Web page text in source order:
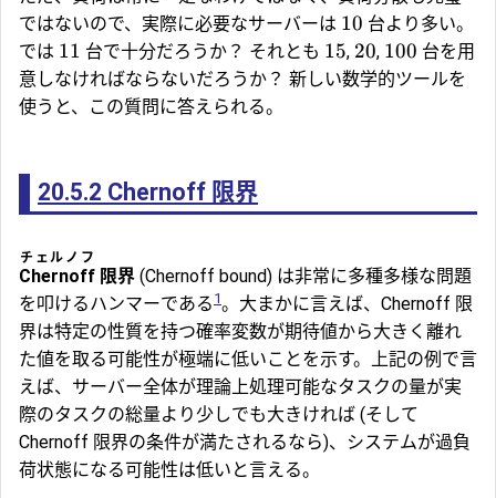
ではないので、実際に必要なサーバーは 10 台より多い。
では 11 台で十分だろうか？ それとも 15, 20, 100 台を用
意しなければならないだろうか？ 新しい数学的ツールを
使うと、この質問に答えられる。
20.5.2 Chernoff 限界
Chernoff
チェルノフ
限界 (Chernoff bound) は非常に多種多様な問題
を叩けるハンマーである 1。大まかに言えば、Chernoff 限
界は特定の性質を持つ確率変数が期待値から大きく離れ
た値を取る可能性が極端に低いことを示す。上記の例で言
えば、サーバー全体が理論上処理可能なタスクの量が実
際のタスクの総量より少しでも大きければ (そして
Chernoff 限界の条件が満たされるなら)、システムが過負
荷状態になる可能性は低いと言える。